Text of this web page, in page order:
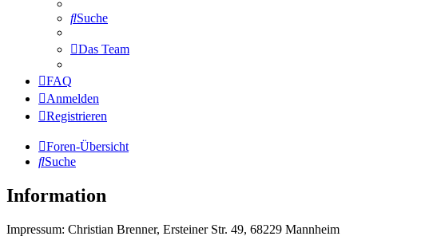
Suche
Das Team
FAQ
Anmelden
Registrieren
Foren-Übersicht
Suche
Information
Impressum: Christian Brenner, Ersteiner Str. 49, 68229 Mannheim